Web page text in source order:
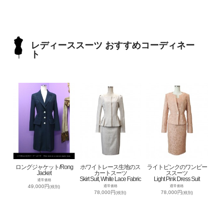
レディーススーツ おすすめコーディネー
ト
ロングジャケット/Rong
Jacket
通常価格
49,000円(税別)
ホワイトレース生地のス
カートスーツ
Skirt Suit, White Lace Fabric
通常価格
78,000円(税別)
ライトピンクのワンピー
ススーツ
Light Pink Dress Suit
通常価格
78,000円(税別)